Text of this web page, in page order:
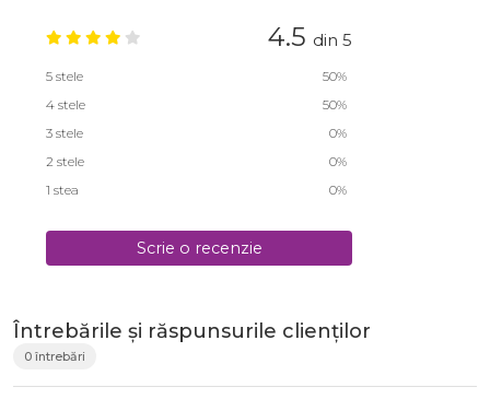
4.5 din 5
5 stele
50%
4 stele
50%
3 stele
0%
2 stele
0%
1 stea
0%
Scrie o recenzie
Întrebările și răspunsurile clienților
0 întrebări